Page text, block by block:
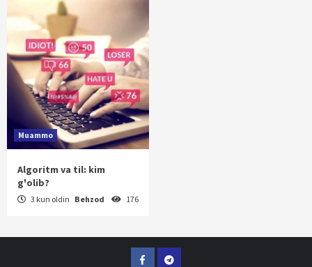
Muammo
Algoritm va til: kim
g'olib?
3 kun oldin Behzod 176
FacebookTelegram